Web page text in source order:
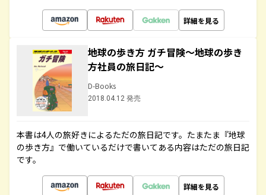
詳細を見る
地球の歩き方 ガチ冒険～地球の歩き
方社員の旅日記～
D-Books
2018.04.12 発売
本書は4人の旅好きによるただの旅日記です。たまたま『地球
の歩き方』で働いているだけで書いてある内容はただの旅日記
です。
詳細を見る